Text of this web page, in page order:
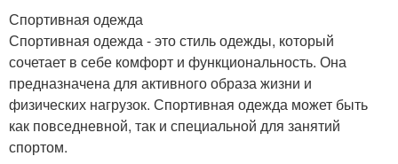
Спортивная одежда
Спортивная одежда - это стиль одежды, который
сочетает в себе комфорт и функциональность. Она
предназначена для активного образа жизни и
физических нагрузок. Спортивная одежда может быть
как повседневной, так и специальной для занятий
спортом.